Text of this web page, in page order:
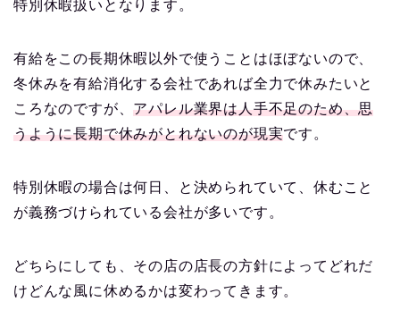
特別休暇扱いとなります。
有給をこの長期休暇以外で使うことはほぼないので、
冬休みを有給消化する会社であれば全力で休みたいと
ころなのですが、アパレル業界は人手不足のため、思
うように長期で休みがとれないのが現実です。
特別休暇の場合は何日、と決められていて、休むこと
が義務づけられている会社が多いです。
どちらにしても、その店の店長の方針によってどれだ
けどんな風に休めるかは変わってきます。